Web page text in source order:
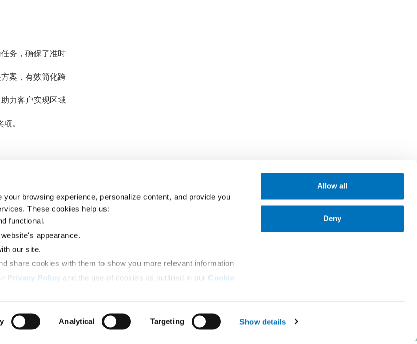
browsing experience, personalize content, and provide you
These cookies help us:
functional.
appearance.
our site.
share cookies with them to show you more relevant information
Privacy Policy and the use of cookies as outlined in our Cookie
Analytical Targeting Show details
Allow all
Deny
务，确保了准时
案，有效简化跨
力客户实现区域
。
网络
坡
西亚
利亚
兰
坦桑尼亚
赞比亚
多哥
贝宁
科特迪瓦
解决方案
职业生涯
新闻与媒体